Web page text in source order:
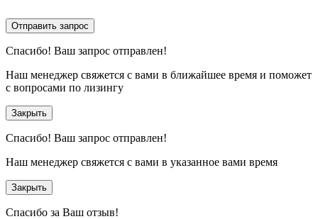
Отправить запрос
Спасибо! Ваш запрос отправлен!
Наш менеджер свяжется с вами в ближайшее время и поможет
с вопросами по лизингу
Закрыть
Спасибо! Ваш запрос отправлен!
Наш менеджер свяжется с вами в указанное вами время
Закрыть
Спасибо за Ваш отзыв!